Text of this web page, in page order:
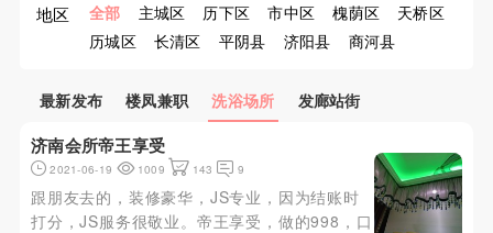
地区 全部 主城区 历下区 市中区 槐荫区
天桥区
历城区
长清区 平阴县 济阳县
商河县
最新发布
楼凤兼职 洗浴场所 发廊站街
济南会所帝王享受
2021-06-19 1009 143 9
跟朋友去的，装修豪华，JS专业，因为结账时
打分，JS服务很敬业。帝王享受，做的998，口